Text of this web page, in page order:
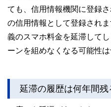
ても、信用情報機関に登録
の信用情報として登録され
義のスマホ料金を延滞して
ーンを組めなくなる可能性
延滞の履歴は何年間残